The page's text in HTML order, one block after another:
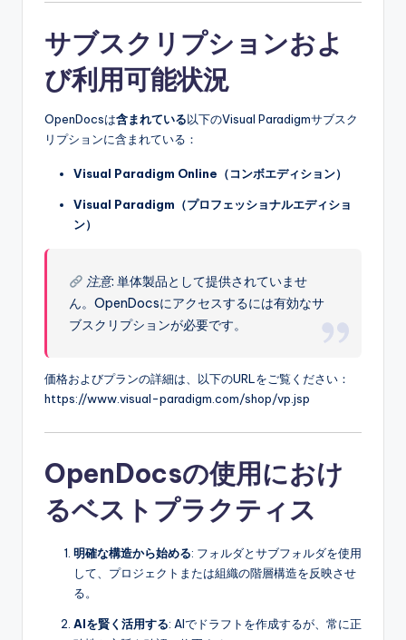
サブスクリプションおよ
び利用可能状況
OpenDocsは含まれている以下のVisual Paradigmサブスク
リプションに含まれている：
Visual Paradigm Online（コンボエディション）
Visual Paradigm（プロフェッショナルエディショ
ン）
注意: 単体製品として提供されていませ
ん。OpenDocsにアクセスするには有効なサ
ブスクリプションが必要です。
価格およびプランの詳細は、以下のURLをご覧ください：
https://www.visual-paradigm.com/shop/vp.jsp
OpenDocsの使用におけ
るベストプラクティス
明確な構造から始める: フォルダとサブフォルダを使用
して、プロジェクトまたは組織の階層構造を反映させ
る。
AIを賢く活用する: AIでドラフトを作成するが、常に正